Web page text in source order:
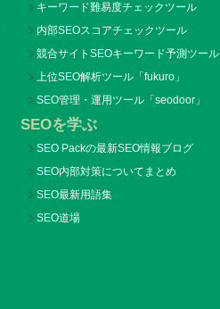
キーワード難易度チェックツール
内部SEOスコアチェックツール
競合サイトSEOキーワード予測ツール
上位SEO解析ツール「fukuro」
SEO管理・運用ツール「seodoor」
SEOを学ぶ
SEO Packの最新SEO情報ブログ
SEO内部対策についてまとめ
SEO最新用語集
SEO道場